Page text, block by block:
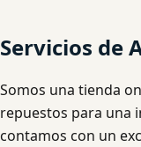
Servicios de
Somos una tienda
repuestos para una
contamos con un